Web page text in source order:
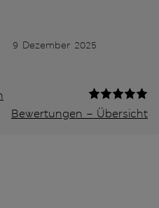
9 Dezember 2025
Bewertungen – Übersicht